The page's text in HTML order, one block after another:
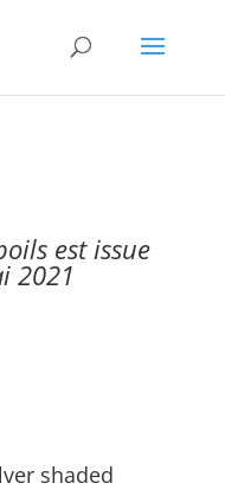
est issue
2021
shaded